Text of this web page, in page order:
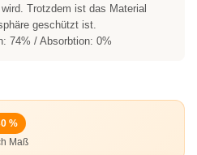
Trotzdem ist das Material
geschützt ist.
74% / Absorbtion: 0%
%
Maß